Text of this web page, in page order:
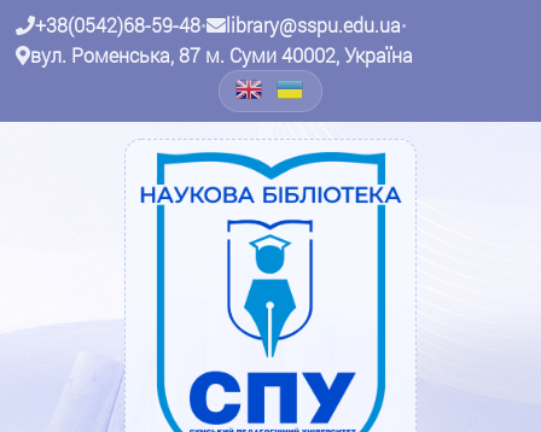
+38(0542)68-59-48• library@sspu.edu.ua•
вул. Роменська, 87 м. Суми 40002, Україна